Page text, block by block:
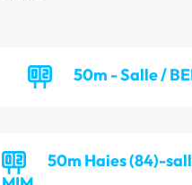
50m - Salle /
50m Haies (84)-